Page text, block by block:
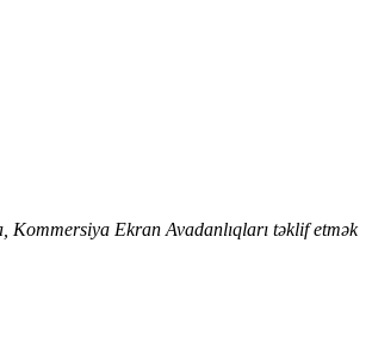
Ekran Avadanlıqları təklif etmək